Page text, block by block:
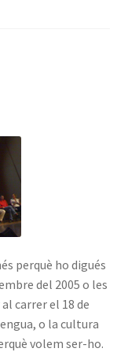
perquè ho digués
del 2005 o les
carrer el 18 de
o la cultura
volem ser-ho.